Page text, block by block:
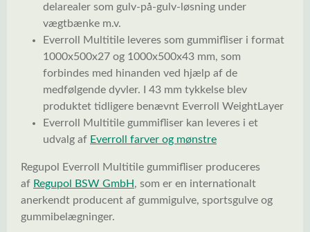
delarealer som gulv-på-gulv-løsning under
vægtbænke m.v.
Everroll Multitile leveres som gummifliser i format
1000x500x27 og 1000x500x43 mm, som
forbindes med hinanden ved hjælp af de
medfølgende dyvler. I 43 mm tykkelse blev
produktet tidligere benævnt Everroll WeightLayer
Everroll Multitile gummifliser kan leveres i et
udvalg af Everroll farver og mønstre
Regupol Everroll Multitile gummifliser produceres
af Regupol BSW GmbH, som er en internationalt
anerkendt producent af gummigulve, sportsgulve og
gummibelægninger.